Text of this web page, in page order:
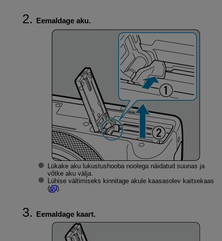
Eemaldage aku.
Lükake aku lukustushooba noolega näidatud suunas ja
võtke aku välja.
Lühise vältimiseks kinnitage akule kaasasolev kaitsekaas
(
).
Eemaldage kaart.